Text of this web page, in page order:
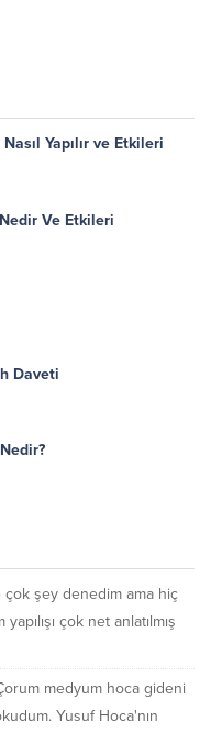
Yapılır ve Etkileri
Ve Etkileri
Daveti
şey denedim ama hiç
çok net anlatılmış
medyum hoca gideni
Yusuf Hoca'nın